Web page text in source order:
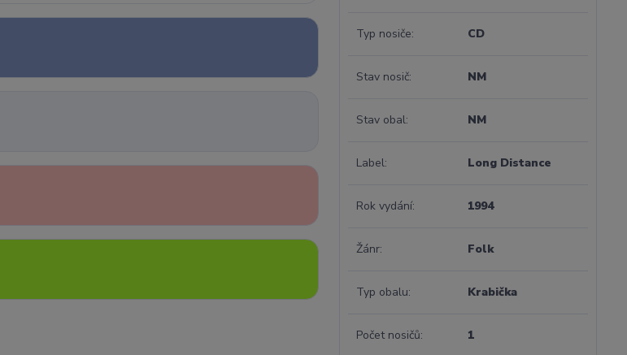
Typ nosiče CD
Stav nosič NM
Stav obal NM
Label Long Distance
Rok vydání 1994
Žánr Folk
Typ obalu Krabička
Počet nosičů 1